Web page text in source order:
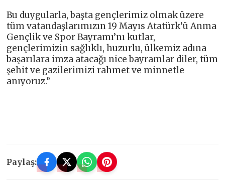
Bu duygularla, başta gençlerimiz olmak üzere
tüm vatandaşlarımızın 19 Mayıs Atatürk’ü Anma
Gençlik ve Spor Bayramı’nı kutlar,
gençlerimizin sağlıklı, huzurlu, ülkemiz adına
başarılara imza atacağı nice bayramlar diler, tüm
şehit ve gazilerimizi rahmet ve minnetle
anıyoruz.”
Paylaş: